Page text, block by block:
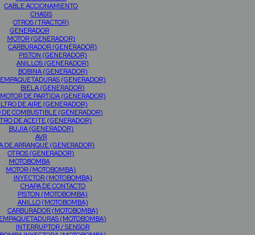
CABLE ACCIONAMIENTO
CHASIS
OTROS (TRACTOR)
GENERADOR
MOTOR (GENERADOR)
CARBURADOR (GENERADOR)
PISTON (GENERADOR)
ANILLOS (GENERADOR)
BOBINA (GENERADOR)
EMPAQUETADURAS (GENERADOR)
BIELA (GENERADOR)
MOTOR DE PARTIDA (GENERADOR)
DE AIRE (GENERADOR)
DE COMBUSTIBLE (GENERADOR)
DE ACEITE (GENERADOR)
BUJIA (GENERADOR)
AVR
DE ARRANQUE (GENERADOR)
OTROS (GENERADOR)
MOTOBOMBA
MOTOR (MOTOBOMBA)
INYECTOR (MOTOBOMBA)
CHAPA DE CONTACTO
PISTON (MOTOBOMBA)
ANILLO (MOTOBOMBA)
CARBURADOR (MOTOBOMBA)
EMPAQUETADURAS (MOTOBOMBA)
INTERRUPTOR / SENSOR